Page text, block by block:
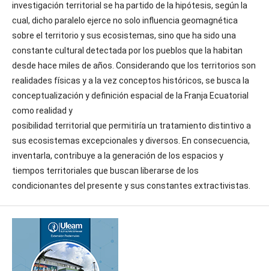
investigación territorial se ha partido de la hipótesis, según la
cual, dicho paralelo ejerce no solo influencia geomagnética
sobre el territorio y sus ecosistemas, sino que ha sido una
constante cultural detectada por los pueblos que la habitan
desde hace miles de años. Considerando que los territorios son
realidades físicas y a la vez conceptos históricos, se busca la
conceptualización y definición espacial de la Franja Ecuatorial
como realidad y
posibilidad territorial que permitiría un tratamiento distintivo a
sus ecosistemas excepcionales y diversos. En consecuencia,
inventarla, contribuye a la generación de los espacios y
tiempos territoriales que buscan liberarse de los
condicionantes del presente y sus constantes extractivistas.